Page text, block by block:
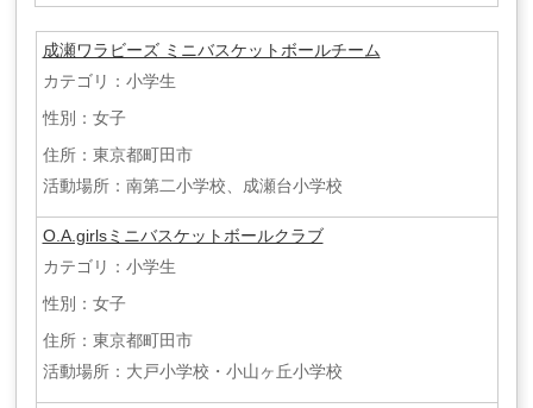
成瀬ワラビーズ ミニバスケットボールチーム
カテゴリ：小学生
性別：女子
住所：東京都町田市
活動場所：南第二小学校、成瀬台小学校
O.A.girlsミニバスケットボールクラブ
カテゴリ：小学生
性別：女子
住所：東京都町田市
活動場所：大戸小学校・小山ヶ丘小学校